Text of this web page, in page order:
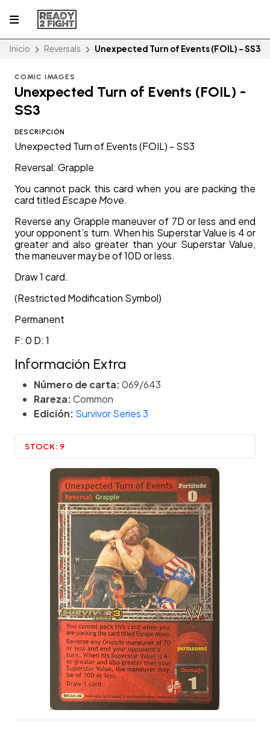
Inicio Reversals Unexpected Turn of Events (FOIL) - SS3
COMIC IMAGES
Unexpected Turn of Events (FOIL) -
SS3
DESCRIPCIÓN
Unexpected Turn of Events (FOIL) - SS3
Reversal: Grapple
You cannot pack this card when you are packing the
card titled Escape Move.
Reverse any Grapple maneuver of 7D or less and end
your opponent’s turn. When his Superstar Value is 4 or
greater and also greater than your Superstar Value,
the maneuver may be of 10D or less.
Draw 1 card.
(Restricted Modification Symbol)
Permanent
F: 0 D: 1
Información Extra
Número de carta:069/643
Rareza:Common
Edición: Survivor Series 3
STOCK: 9